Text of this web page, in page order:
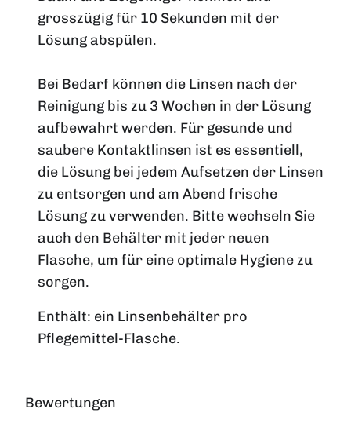
grosszügig für 10 Sekunden mit der
Lösung abspülen.
Bei Bedarf können die Linsen nach der
Reinigung bis zu 3 Wochen in der Lösung
aufbewahrt werden. Für gesunde und
saubere Kontaktlinsen ist es essentiell,
die Lösung bei jedem Aufsetzen der Linsen
zu entsorgen und am Abend frische
Lösung zu verwenden. Bitte wechseln Sie
auch den Behälter mit jeder neuen
Flasche, um für eine optimale Hygiene zu
sorgen.
Enthält: ein Linsenbehälter pro
Pflegemittel-Flasche.
Bewertungen